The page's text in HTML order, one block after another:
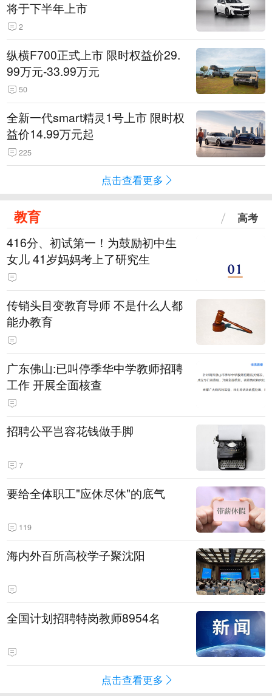
将于下半年上市
2
纵横F700正式上市 限时权益价29.
99万元-33.99万元
50
全新一代smart精灵1号上市 限时权
益价14.99万元起
225
点击查看更多
教育 高考
416分、初试第一！为鼓励初中生
女儿 41岁妈妈考上了研究生
传销头目变教育导师 不是什么人都
能办教育
广东佛山:已叫停季华中学教师招聘
工作 开展全面核查
招聘公平岂容花钱做手脚
7
要给全体职工"应休尽休"的底气
119
海内外百所高校学子聚沈阳
全国计划招聘特岗教师8954名
点击查看更多